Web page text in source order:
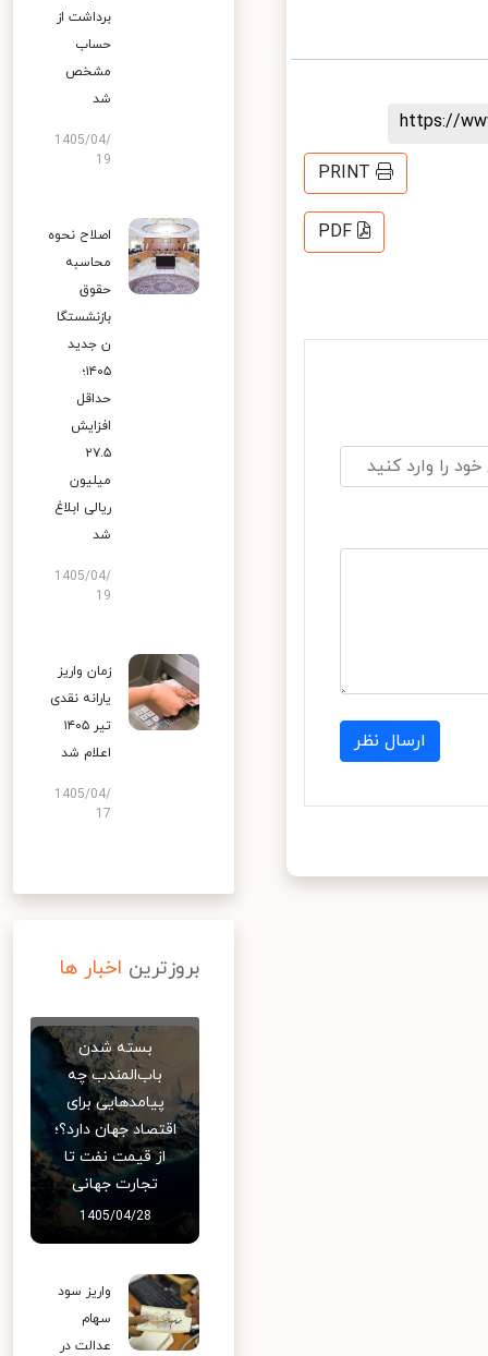
https://
PRINT
PDF
ارسال نظر
برداشت از
حساب
مشخص
شد
1405/04/
19
اصلاح نحوه
محاسبه
حقوق
بازنشستگا
ن جدید
۱۴۰۵؛
حداقل
افزایش
۲۷.۵
میلیون
ریالی ابلاغ
شد
1405/04/
19
زمان واریز
یارانه نقدی
تیر ۱۴۰۵
اعلام شد
1405/04/
17
بروزترین اخبار ها
بسته شدن
باب‌المندب چه
پیامدهایی برای
اقتصاد جهان دارد؟؛
از قیمت نفت تا
تجارت جهانی
1405/04/28
واریز سود
سهام
عدالت در